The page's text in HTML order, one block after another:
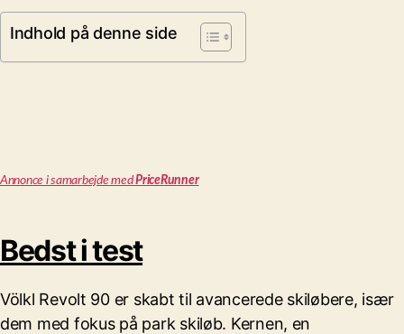
Indhold på denne side
Annonce i samarbejde medPriceRunner
Bedst i test
Völkl Revolt 90 er skabt til avancerede skiløbere, især
dem med fokus på park skiløb. Kernen, en